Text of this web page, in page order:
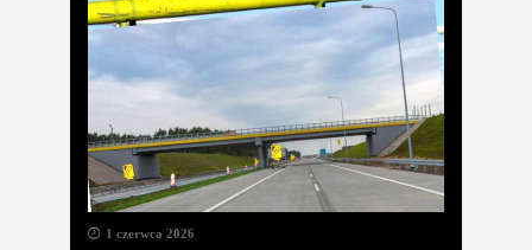
1 czerwca 2026